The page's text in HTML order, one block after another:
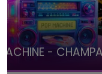
MACHINE -